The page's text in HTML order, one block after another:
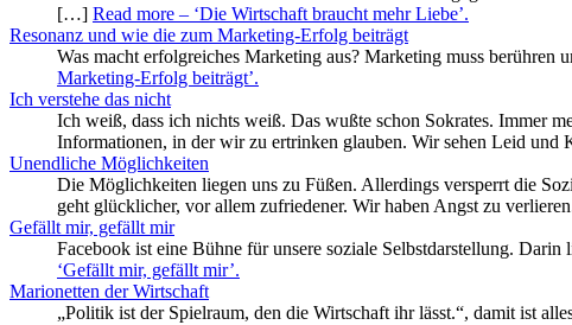
[…] Read more – ‘Die Wirtschaft braucht mehr Liebe’.
Resonanz und wie die zum Marketing-Erfolg beiträgt
Was macht erfolgreiches Marketing aus? Marketing muss
Marketing-Erfolg beiträgt’.
Ich verstehe das nicht
Ich weiß, dass ich nichts weiß. Das wußte schon Sokrates. Immer
Informationen, in der wir zu ertrinken glauben. Wir sehen Leid
Unendliche Möglichkeiten
Die Möglichkeiten liegen uns zu Füßen. Allerdings versperrt die
geht glücklicher, vor allem zufriedener. Wir haben Angst zu
Gefällt mir, gefällt mir
Facebook ist eine Bühne für unsere soziale Selbstdarstellung.
‘Gefällt mir, gefällt mir’.
Marionetten der Wirtschaft
„Politik ist der Spielraum, den die Wirtschaft ihr lässt.“, damit ist